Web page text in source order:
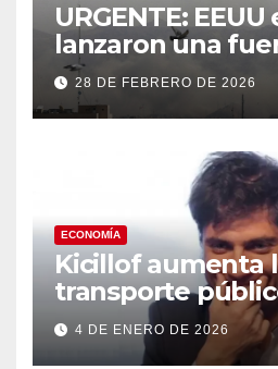
URGENTE: EEUU
lanzaron una
operación militar
que respondió
a los países del
28 DE FEBRERO DE 2026
ECONOMÍA
Kicillof aumenta
transporte
4 DE ENERO DE 2026